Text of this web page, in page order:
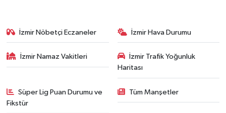
İzmir Nöbetçi Eczaneler İzmir Hava Durumu
İzmir Namaz Vakitleri
İzmir Trafik Yoğunluk
Haritası
Süper Lig Puan Durumu ve
Fikstür
Tüm Manşetler